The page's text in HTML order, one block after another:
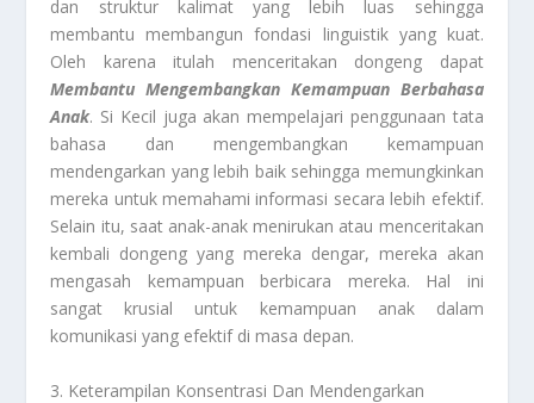
dan struktur kalimat yang lebih luas sehingga
membantu membangun fondasi linguistik yang kuat.
Oleh karena itulah menceritakan dongeng dapat
Membantu Mengembangkan Kemampuan Berbahasa
Anak. Si Kecil juga akan mempelajari penggunaan tata
bahasa dan mengembangkan kemampuan
mendengarkan yang lebih baik sehingga memungkinkan
mereka untuk memahami informasi secara lebih efektif.
Selain itu, saat anak-anak menirukan atau menceritakan
kembali dongeng yang mereka dengar, mereka akan
mengasah kemampuan berbicara mereka. Hal ini
sangat krusial untuk kemampuan anak dalam
komunikasi yang efektif di masa depan.
3. Keterampilan Konsentrasi Dan Mendengarkan